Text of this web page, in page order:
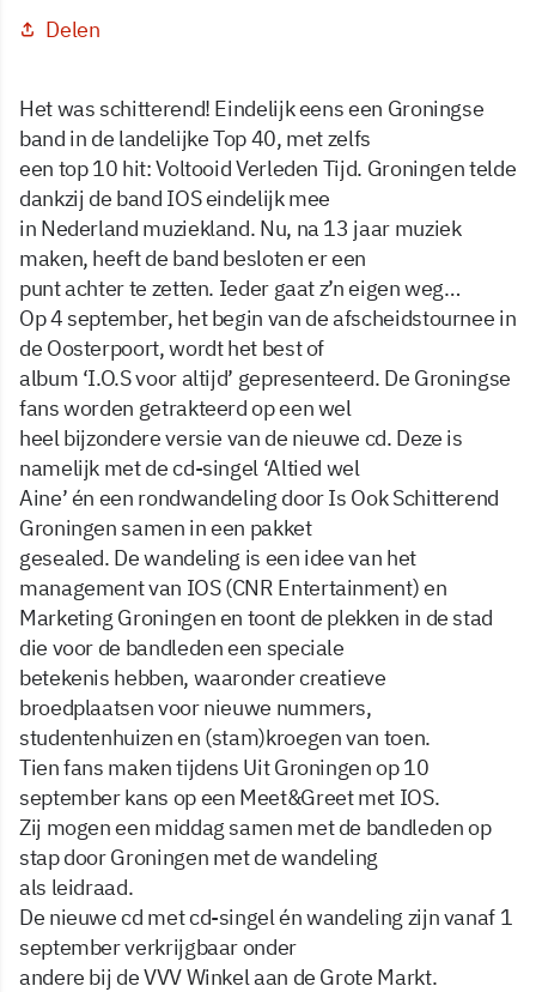
Delen
Het was schitterend! Eindelijk eens een Groningse
band in de landelijke Top 40, met zelfs
een top 10 hit: Voltooid Verleden Tijd. Groningen telde
dankzij de band IOS eindelijk mee
in Nederland muziekland. Nu, na 13 jaar muziek
maken, heeft de band besloten er een
punt achter te zetten. Ieder gaat z’n eigen weg…
Op 4 september, het begin van de afscheidstournee in
de Oosterpoort, wordt het best of
album ‘I.O.S voor altijd’ gepresenteerd. De Groningse
fans worden getrakteerd op een wel
heel bijzondere versie van de nieuwe cd. Deze is
namelijk met de cd-singel ‘Altied wel
Aine’ én een rondwandeling door Is Ook Schitterend
Groningen samen in een pakket
gesealed. De wandeling is een idee van het
management van IOS (CNR Entertainment) en
Marketing Groningen en toont de plekken in de stad
die voor de bandleden een speciale
betekenis hebben, waaronder creatieve
broedplaatsen voor nieuwe nummers,
studentenhuizen en (stam)kroegen van toen.
Tien fans maken tijdens Uit Groningen op 10
september kans op een Meet&Greet met IOS.
Zij mogen een middag samen met de bandleden op
stap door Groningen met de wandeling
als leidraad.
De nieuwe cd met cd-singel én wandeling zijn vanaf 1
september verkrijgbaar onder
andere bij de VVV Winkel aan de Grote Markt.